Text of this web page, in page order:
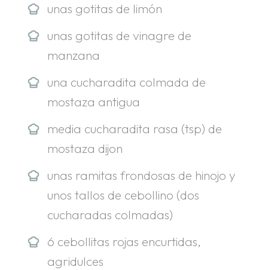
unas gotitas de limón
unas gotitas de vinagre de
manzana
una cucharadita colmada de
mostaza antigua
media cucharadita rasa (tsp) de
mostaza dijon
unas ramitas frondosas de hinojo y
unos tallos de cebollino (dos
cucharadas colmadas)
6 cebollitas rojas encurtidas,
agridulces